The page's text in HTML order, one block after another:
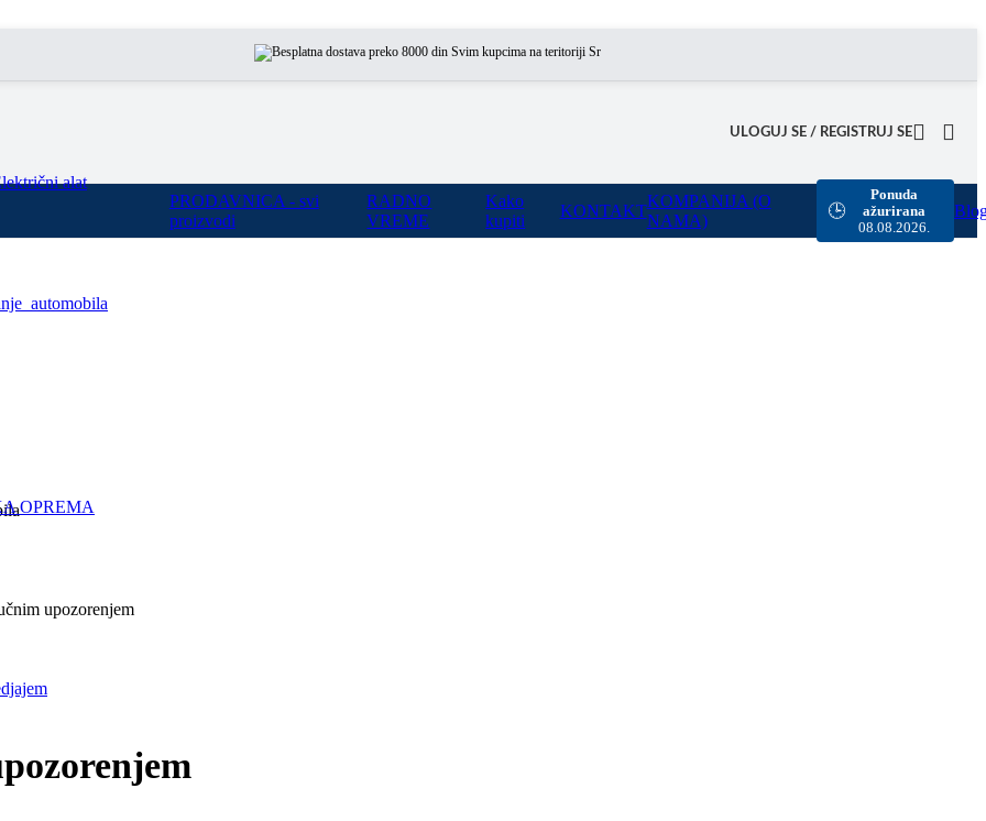
Svim kupcima na teritoriji Srbije omogućili smo besplatnu dostavu za sve porudžbine sa našeg sajta u
ULOGUJ SE / REGISTRUJ SE
alat
OPREMA
PRODAVNICA - svi
proizvodi
RADNO
VREME
Kako
kupiti
KONTAKT
KOMPANIJA (O
NAMA)
🕒
Ponuda
ažurirana
08.08.2026.
upozorenjem